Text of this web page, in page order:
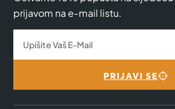
prijavom na e-mail listu.
PRIJAVI SE